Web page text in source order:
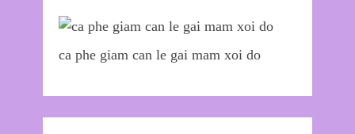
ca phe giam can le gai mam xoi do